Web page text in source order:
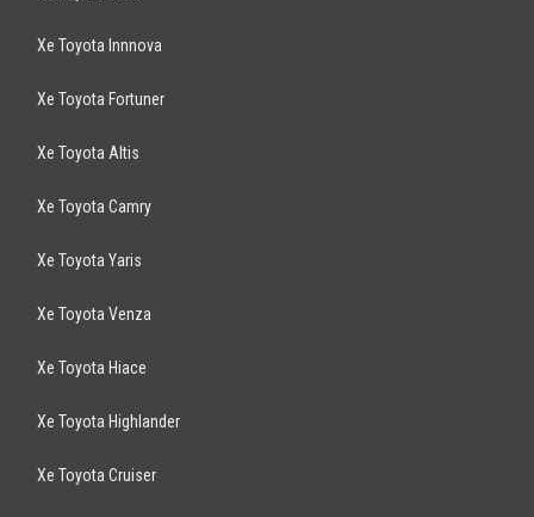
Pajero 3.0MT 2012
636
Hà Nội
Đã đi 55.000 km
SUV 7 chỗ
hồng ngoại - Tay lái trợ lực, ...
MITSUBISHI